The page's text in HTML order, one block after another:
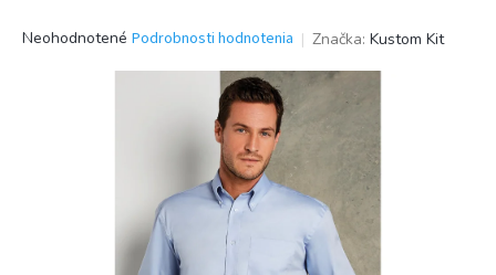
Priemerné
Neohodnotené Podrobnosti hodnotenia Značka: Kustom Kit